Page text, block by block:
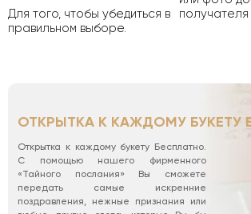
Для того, чтобы убедиться в
правильном выборе.
получателя
ОТКРЫТКА К КАЖДОМУ БУКЕТУ
Открытка к каждому букету Бесплатно.
С помощью нашего фирменного
«Тайного послания» Вы сможете
передать самые искренние
поздравления, нежные признания или